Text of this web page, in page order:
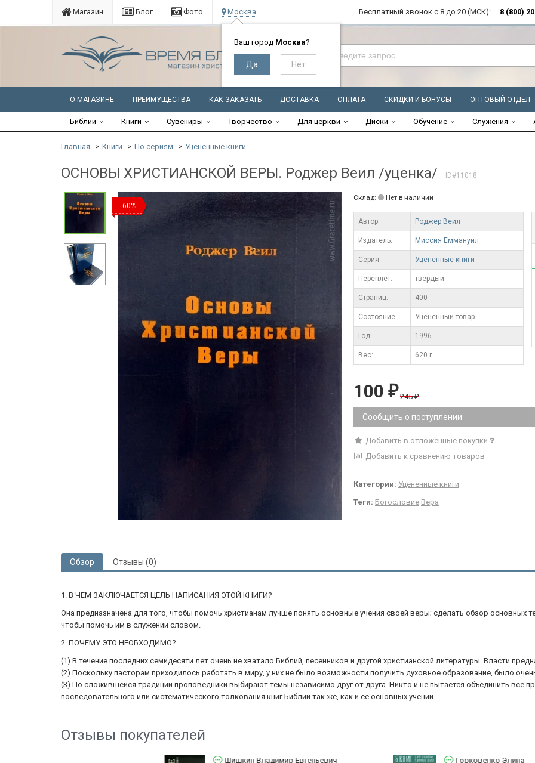
Магазин Блог Фото Москва
Ваш город Москва?
Бесплатный звонок с 8 до 20 (МСК): 8 (800)
О МАГАЗИНЕ ПРЕИМУЩЕСТВА КАК ЗАКАЗАТЬ ДОСТАВКА ОПЛАТА СКИДКИ И БОНУСЫ ОПТОВЫЙ ОТДЕЛ
Библии Книги Сувениры Творчество Для церкви Диски Обучение Служения
Главная Книги По сериям Уцененные книги
ОСНОВЫ ХРИСТИАНСКОЙ ВЕРЫ. Роджер Веил /уценка/ ID#11018
-60%
Склад: Нет в наличии
Автор: Роджер Веил
Издатель: Миссия Еммануил
Серия: Уцененные книги
Переплет: твердый
Cтраниц: 400
Состояние: Уцененный товар
Год: 1996
Вес: 620 г
100 ₽ 245₽
Сообщить о поступлении
Добавить в отложенные покупки
Добавить к сравнению товаров
Категории: Уцененные книги
Теги: Богословие Вера
Обзор Отзывы (0)
1. В ЧЕМ ЗАКЛЮЧАЕТСЯ ЦЕЛЬ НАПИСАНИЯ ЭТОЙ КНИГИ?
Она предназначена для того, чтобы помочь христианам лучше понять основные учения своей веры; сделать обзор основных
чтобы помочь им в служении словом.
2. ПОЧЕМУ ЭТО НЕОБХОДИМО?
(1) В течение последних семидесяти лет очень не хватало Библий, песенников и другой христианской литературы. Власти
(2) Поскольку пасторам приходилось работать в миру, у них не было возможности получить духовное образование, было
(3) По сложившейся традиции проповедники выбирают темы независимо друг от друга. Никто и не пытается объединить все
последовательного или систематического толкования книг Библии так же, как и ее основных учений
Отзывы покупателей
Шишкин Владимир Евгеньевич Горковенко Элина